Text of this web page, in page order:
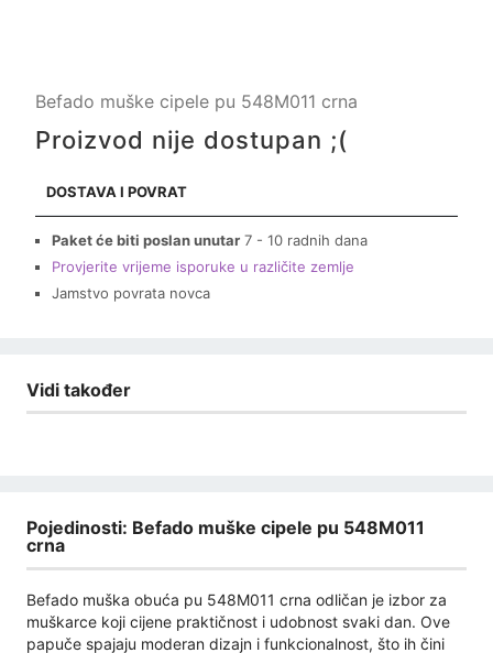
Befado muške cipele pu 548M011 crna
Proizvod nije dostupan ;(
DOSTAVA I POVRAT
Paket će biti poslan unutar 7 - 10 radnih dana
Provjerite vrijeme isporuke u različite zemlje
Jamstvo povrata novca
Vidi također
Pojedinosti: Befado muške cipele pu 548M011
crna
Befado muška obuća pu 548M011 crna odličan je izbor za
muškarce koji cijene praktičnost i udobnost svaki dan. Ove
papuče spajaju moderan dizajn i funkcionalnost, što ih čini